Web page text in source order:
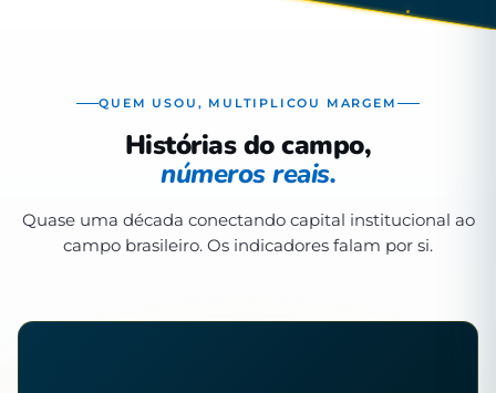
QUEM USOU, MULTIPLICOU MARGEM
Histórias do campo,
números reais.
Quase uma década conectando capital institucional ao
campo brasileiro. Os indicadores falam por si.